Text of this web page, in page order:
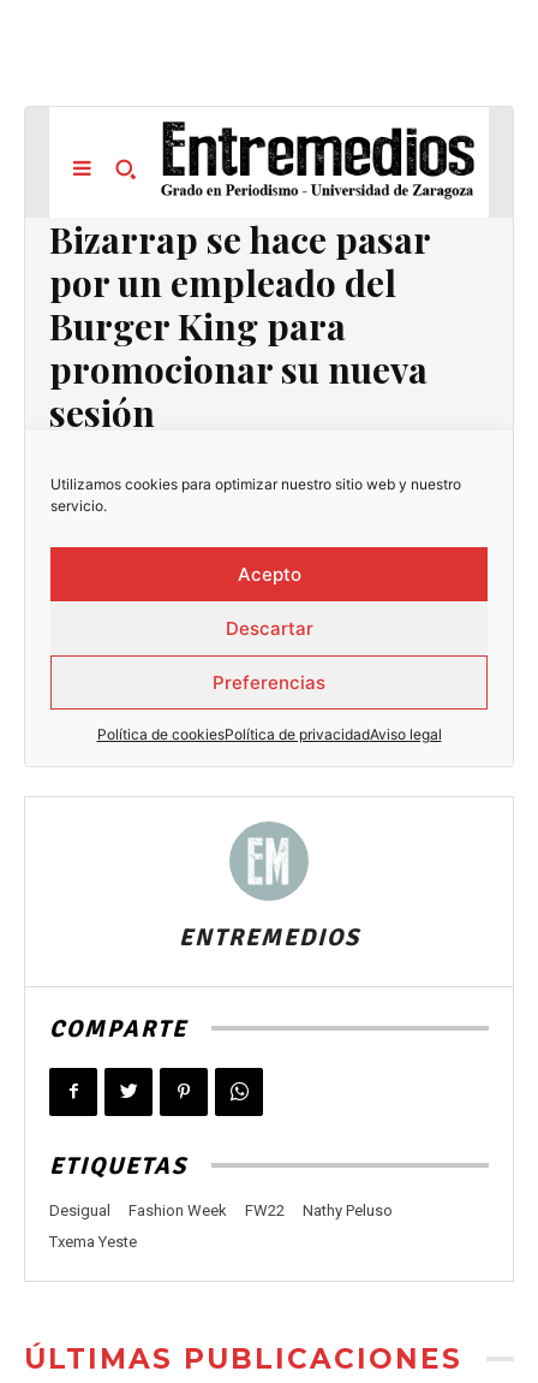
ENTREMEDIOS
COMPARTE
ETIQUETAS
Desigual Fashion Week FW22
Nathy Peluso
Txema Yeste
ÚLTIMAS PUBLICACIONES